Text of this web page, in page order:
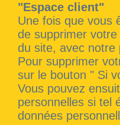
"Espace client"
Une fois que vous
de supprimer
du site, avec notre
Pour supprimer
sur le bouton " Si
Vous pouvez
personnelles si tel
données